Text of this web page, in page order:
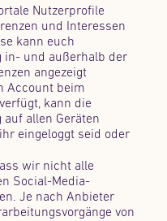
Nutzerprofile
und Interessen
kann euch
in- und außerhalb der
angezeigt
Account beim
kann die
auf allen Geräten
eingeloggt seid oder
wir nicht alle
Social-Media-
Je nach Anbieter
von